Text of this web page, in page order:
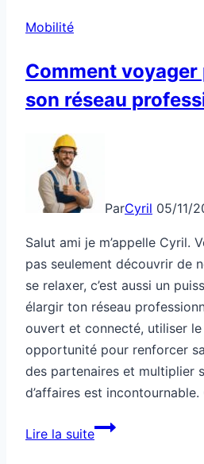
Mobilité
Comment
son réseau
ParCyril 05/11/
Salut ami je m’appelle Cyril.
pas seulement découvrir de
se relaxer, c’est aussi un
élargir ton réseau
ouvert et connecté, utiliser
opportunité pour renforcer
des partenaires et multiplier
d’affaires est
Lire la suiteComment